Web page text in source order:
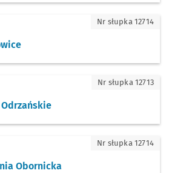
Nr słupka 12714
Odrzańskie
Odrzańskie
Nr słupka 12713
Zajezdnia Obornicka
Obornicka
Nr słupka 12714